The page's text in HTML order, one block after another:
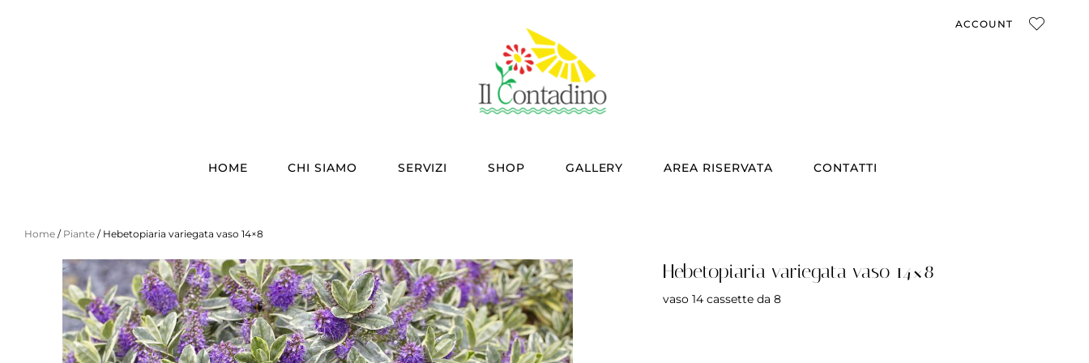
HOME CHI SIAMO SERVIZI SHOP GALLERY AREA RISERVATA CONTATTI
ACCOUNT
Home / Piante / Hebetopiaria variegata vaso 14×8
Hebetopiaria variegata vaso 14×8
vaso 14 cassette da 8